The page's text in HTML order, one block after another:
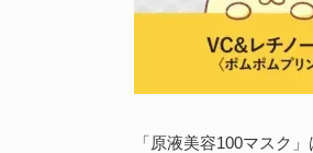
「原液美容100マスク